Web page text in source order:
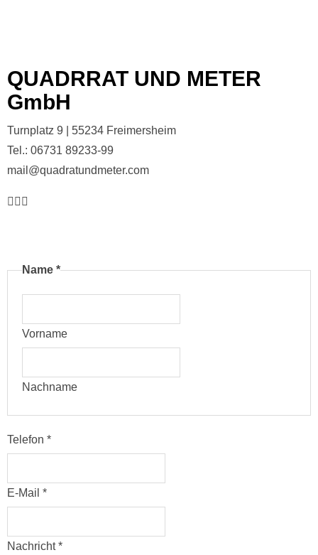
QUADRRAT UND METER
GmbH
Turnplatz 9 | 55234 Freimersheim
Tel.: 06731 89233-99
mail@quadratundmeter.com
Name *
Vorname
Nachname
Telefon *
E-Mail *
Nachricht*